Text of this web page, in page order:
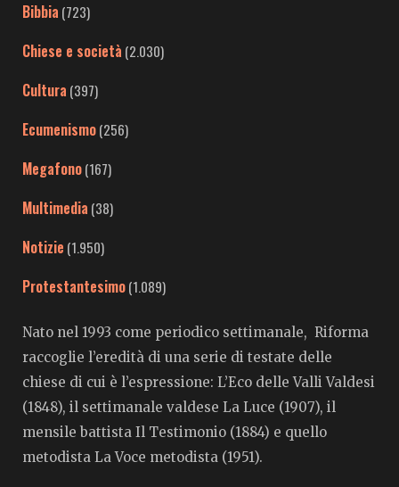
Bibbia (723)
Chiese e società (2.030)
Cultura (397)
Ecumenismo(256)
Megafono(167)
Multimedia (38)
Notizie (1.950)
Protestantesimo(1.089)
Nato nel 1993 come periodico settimanale, Riforma
raccoglie l’eredità di una serie di testate delle
chiese di cui è l’espressione: L’Eco delle Valli Valdesi
(1848), il settimanale valdese La Luce (1907), il
mensile battista Il Testimonio (1884) e quello
metodista La Voce metodista (1951).